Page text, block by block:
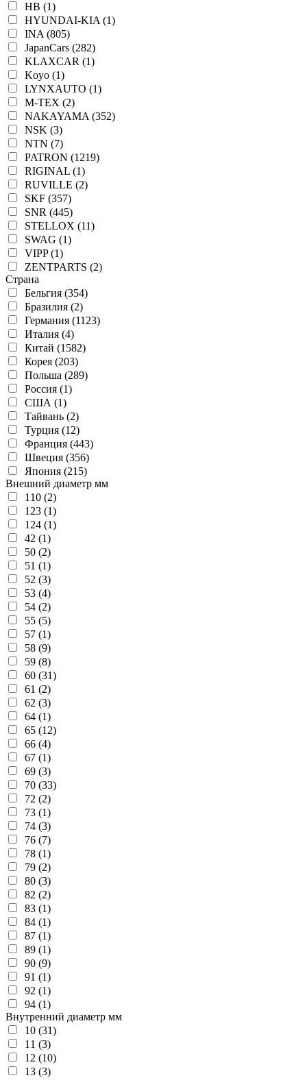
HB (1)
HYUNDAI-KIA (1)
INA (805)
JapanCars (282)
KLAXCAR (1)
Koyo (1)
LYNXAUTO (1)
M-TEX (2)
NAKAYAMA (352)
NSK (3)
NTN (7)
PATRON (1219)
RIGINAL (1)
RUVILLE (2)
SKF (357)
SNR (445)
STELLOX (11)
SWAG (1)
VIPP (1)
ZENTPARTS (2)
Страна
Бельгия (354)
Бразилия (2)
Германия (1123)
Италия (4)
Китай (1582)
Корея (203)
Польша (289)
Россия (1)
США (1)
Тайвань (2)
Турция (12)
Франция (443)
Швеция (356)
Япония (215)
Внешний диаметр мм
110 (2)
123 (1)
124 (1)
42 (1)
50 (2)
51 (1)
52 (3)
53 (4)
54 (2)
55 (5)
57 (1)
58 (9)
59 (8)
60 (31)
61 (2)
62 (3)
64 (1)
65 (12)
66 (4)
67 (1)
69 (3)
70 (33)
72 (2)
73 (1)
74 (3)
76 (7)
78 (1)
79 (2)
80 (3)
82 (2)
83 (1)
84 (1)
87 (1)
89 (1)
90 (9)
91 (1)
92 (1)
94 (1)
Внутренний диаметр мм
10 (31)
11 (3)
12 (10)
13 (3)